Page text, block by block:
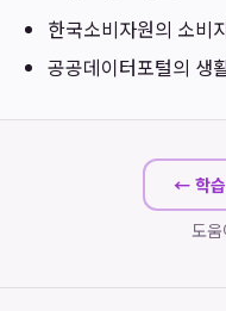
한국소비자원의 소비
공공데이터포털의 생
← 학습
도